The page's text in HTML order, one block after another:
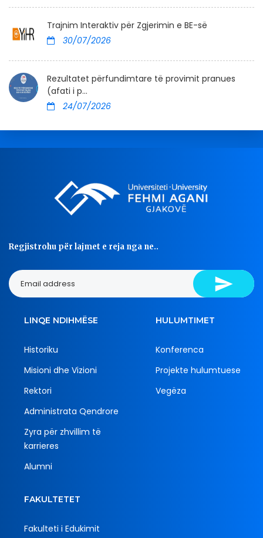
Trajnim Interaktiv për Zgjerimin e BE-së
30/07/2026
Rezultatet përfundimtare të provimit pranues
(afati i p...
24/07/2026
Regjistrohu për lajmet e reja nga ne..
LINQE NDIHMËSE
Historiku
Misioni dhe Vizioni
Rektori
Administrata Qendrore
Zyra për zhvillim të
karrieres
Alumni
HULUMTIMET
Konferenca
Projekte hulumtuese
Vegëza
FAKULTETET
Fakulteti i Edukimit